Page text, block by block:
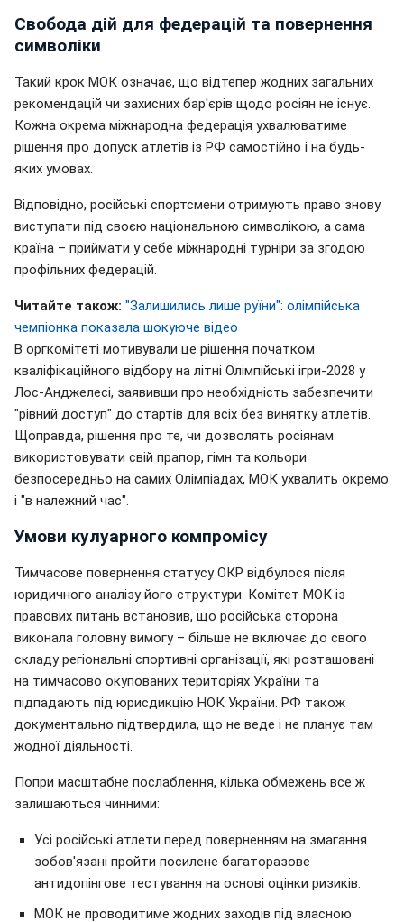
Свобода дій для федерацій та повернення
символіки
Такий крок МОК означає, що відтепер жодних загальних
рекомендацій чи захисних бар'єрів щодо росіян не існує.
Кожна окрема міжнародна федерація ухвалюватиме
рішення про допуск атлетів із РФ самостійно і на будь-
яких умовах.
Відповідно, російські спортсмени отримують право знову
виступати під своєю національною символікою, а сама
країна – приймати у себе міжнародні турніри за згодою
профільних федерацій.
Читайте також: "Залишились лише руїни": олімпійська
чемпіонка показала шокуюче відео
В оргкомітеті мотивували це рішення початком
кваліфікаційного відбору на літні Олімпійські ігри-2028 у
Лос-Анджелесі, заявивши про необхідність забезпечити
"рівний доступ" до стартів для всіх без винятку атлетів.
Щоправда, рішення про те, чи дозволять росіянам
використовувати свій прапор, гімн та кольори
безпосередньо на самих Олімпіадах, МОК ухвалить окремо
і "в належний час".
Умови кулуарного компромісу
Тимчасове повернення статусу ОКР відбулося після
юридичного аналізу його структури. Комітет МОК із
правових питань встановив, що російська сторона
виконала головну вимогу – більше не включає до свого
складу регіональні спортивні організації, які розташовані
на тимчасово окупованих територіях України та
підпадають під юрисдикцію НОК України. РФ також
документально підтвердила, що не веде і не планує там
жодної діяльності.
Попри масштабне послаблення, кілька обмежень все ж
залишаються чинними:
Усі російські атлети перед поверненням на змагання
зобов'язані пройти посилене багаторазове
антидопінгове тестування на основі оцінки ризиків.
МОК не проводитиме жодних заходів під власною